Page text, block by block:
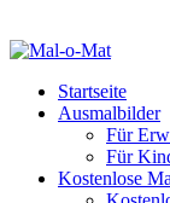
Startseite
Ausmalbilder
Für
Für
Kostenlose